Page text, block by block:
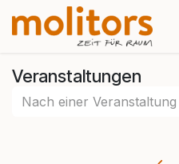
Zum Inhalt springen
Veranstaltungen